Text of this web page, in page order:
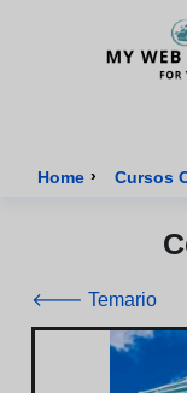
Home › Cursos
🡐 Temario